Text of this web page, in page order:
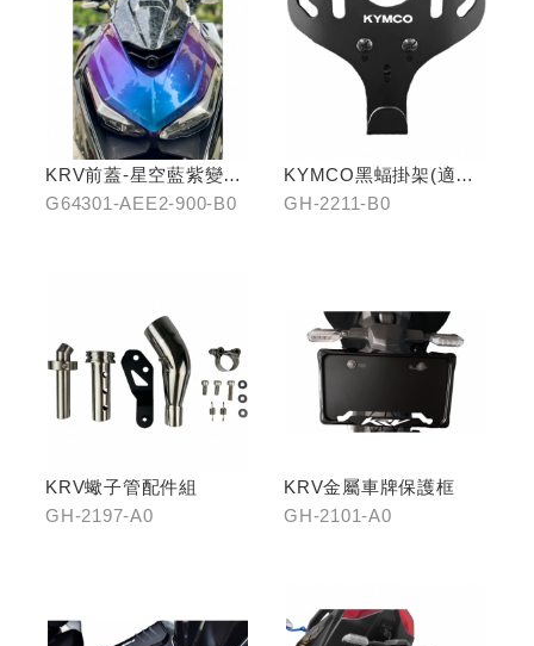
KRV前蓋-星空藍紫變色
龍
G64301-AEE2-900-B0
KYMCO黑蝠掛架(適用
原車可收折掛
GH-2211-B0
KRV蠍子管配件組
GH-2197-A0
KRV金屬車牌保護框
GH-2101-A0